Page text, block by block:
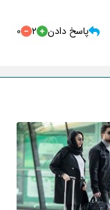
پاسخ دادن 2
0